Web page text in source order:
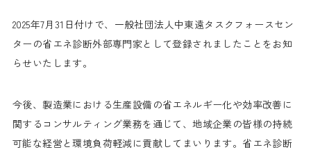
2025年7月31日付けで、一般社団法人中東遠タスクフォースセン
ターの省エネ診断外部専門家として登録されましたことをお知
らせいたします。
今後、製造業における生産設備の省エネルギー化や効率改善に
関するコンサルティング業務を通じて、地域企業の皆様の持続
可能な経営と環境負荷軽減に貢献してまいります。省エネ診断